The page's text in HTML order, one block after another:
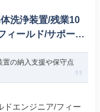
洗浄装置/残業10
ィールド/サポート
の納入支援や保守点
ドエンジニア/フィー